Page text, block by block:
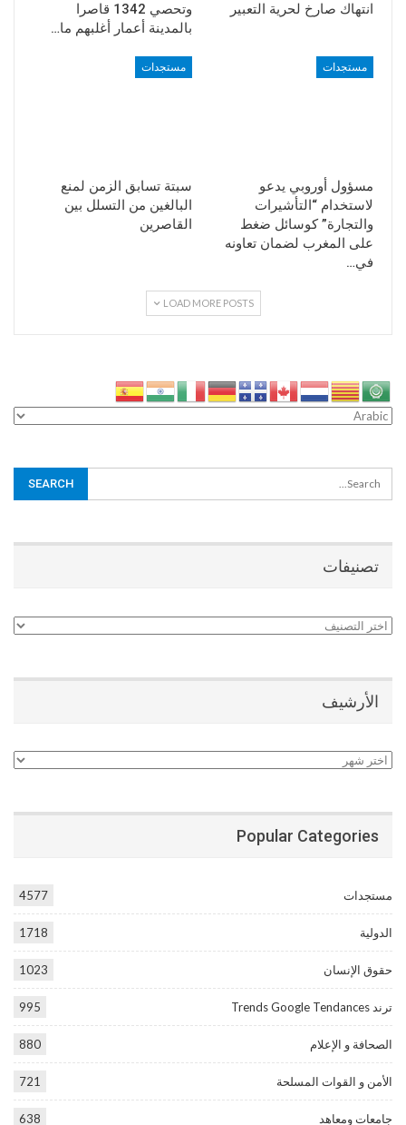
انتهاك صارخ لحرية التعبير
وتحصي 1342 قاصرا
بالمدينة أعمار أغلبهم ما…
مستجدات
مسؤول أوروبي يدعو
لاستخدام “التأشيرات
والتجارة” كوسائل ضغط
على المغرب لضمان تعاونه
في…
مستجدات
سبتة تسابق الزمن لمنع
البالغين من التسلل بين
القاصرين
LOAD MORE POSTS
تصنيفات
تصنيفات
الأرشيف
الأرشيف
Popular Categories
مستجدات 4577
الدولية 1718
حقوق الإنسان 1023
ترند Trends Google Tendances 995
الصحافة و الإعلام 880
الأمن و القوات المسلحة 721
جامعات ومعاهد 638